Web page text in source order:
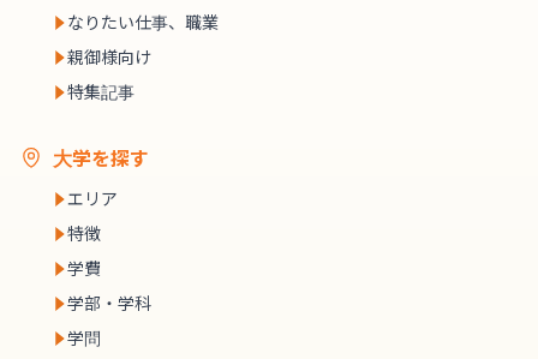
なりたい仕事、職業
親御様向け
特集記事
大学を探す
エリア
特徴
学費
学部・学科
学問